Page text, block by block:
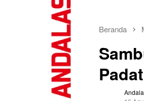
Beranda